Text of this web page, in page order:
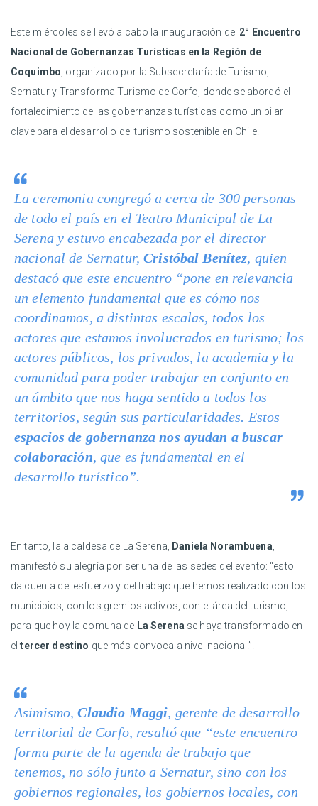
Este miércoles se llevó a cabo la inauguración del 2° Encuentro
Nacional de Gobernanzas Turísticas en la Región de
Coquimbo , organizado por la Subsecretaría de Turismo,
Sernatur y Transforma Turismo de Corfo, donde se abordó el
fortalecimiento de las gobernanzas turísticas como un pilar
clave para el desarrollo del turismo sostenible en Chile.
La ceremonia congregó a cerca de 300 personas
de todo el país en el Teatro Municipal de La
Serena y estuvo encabezada por el director
nacional de Sernatur,Cristóbal Benítez, quien
destacó que este encuentro “pone en relevancia
un elemento fundamental que es cómo nos
coordinamos, a distintas escalas, todos los
actores que estamos involucrados en turismo; los
actores públicos, los privados, la academia y la
comunidad para poder trabajar en conjunto en
un ámbito que nos haga sentido a todos los
territorios, según sus particularidades. Estos
espacios de gobernanza nos ayudan a buscar
colaboración, que es fundamental en el
desarrollo turístico”.
En tanto, la alcaldesa de La Serena, Daniela Norambuena
manifestó su alegría por ser una de las sedes del evento: “esto
da cuenta del esfuerzo y del trabajo que hemos realizado con los
municipios, con los gremios activos, con el área del turismo,
para que hoy la comuna de La Serena se haya transformado en
el tercer destino que más convoca a nivel nacional.”.
Asimismo,Claudio Maggi, gerente de desarrollo
territorial de Corfo, resaltó que “este encuentro
forma parte de la agenda de trabajo que
tenemos, no sólo junto a Sernatur, sino con los
gobiernos regionales, los gobiernos locales, con